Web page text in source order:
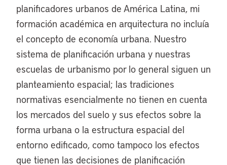
planificadores urbanos de América Latina, mi
formación académica en arquitectura no incluía
el concepto de economía urbana. Nuestro
sistema de planificación urbana y nuestras
escuelas de urbanismo por lo general siguen un
planteamiento espacial; las tradiciones
normativas esencialmente no tienen en cuenta
los mercados del suelo y sus efectos sobre la
forma urbana o la estructura espacial del
entorno edificado, como tampoco los efectos
que tienen las decisiones de planificación